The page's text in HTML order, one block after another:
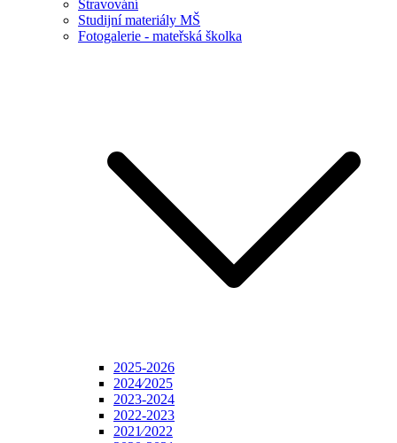
Stravování
Studijní materiály MŠ
Fotogalerie - mateřská školka
2025-2026
2024⁄2025
2023-2024
2022-2023
2021⁄2022